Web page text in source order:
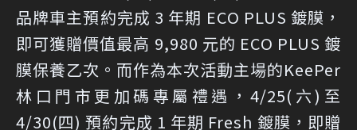
品牌車主預約完成 3 年期 ECO PLUS 鍍膜，
即可獲贈價值最高 9,980 元的 ECO PLUS 鍍
膜保養乙次。而作為本次活動主場的KeePer
林口門市更加碼專屬禮遇，4/25(六)至
4/30(四) 預約完成 1 年期 Fresh 鍍膜，即贈